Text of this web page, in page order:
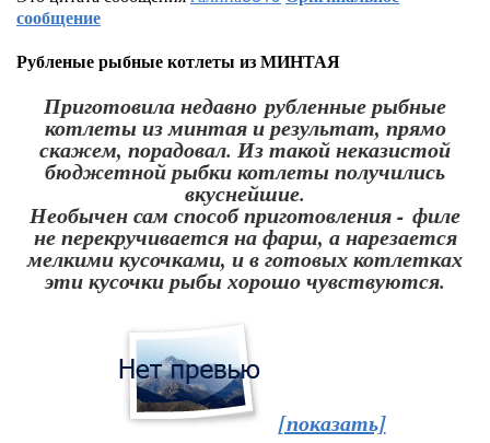
сообщение
Рубленые рыбные котлеты из МИНТАЯ
Приготовила недавно рубленные рыбные
котлеты из минтая и результат, прямо
скажем, порадовал. Из такой неказистой
бюджетной рыбки котлеты получились
вкуснейшие.
Необычен сам способ приготовления - филе
не перекручивается на фарш, а нарезается
мелкими кусочками, и в готовых котлетках
эти кусочки рыбы хорошо чувствуются.
[показать]